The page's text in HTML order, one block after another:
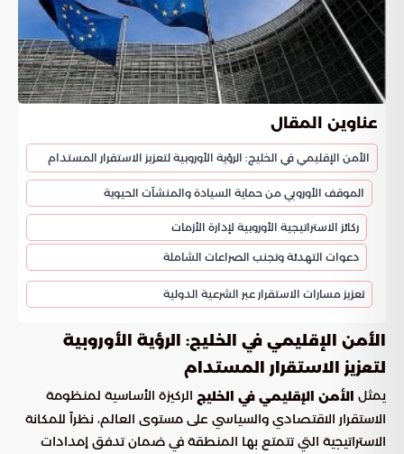
عناوين المقال
الأمن الإقليمي في الخليج: الرؤية الأوروبية لتعزيز الاستقرار المستدام
الموقف الأوروبي من حماية السيادة والمنشآت الحيوية
ركائز الاستراتيجية الأوروبية لإدارة الأزمات
دعوات التهدئة وتجنب الصراعات الشاملة
تعزيز مسارات الاستقرار عبر الشرعية الدولية
الأمن الإقليمي في الخليج: الرؤية الأوروبية
لتعزيز الاستقرار المستدام
يمثل الأمن الإقليمي في الخليج الركيزة الأساسية لمنظومة
الاستقرار الاقتصادي والسياسي على مستوى العالم، نظراً للمكانة
الاستراتيجية التي تتمتع بها المنطقة في ضمان تدفق إمدادات